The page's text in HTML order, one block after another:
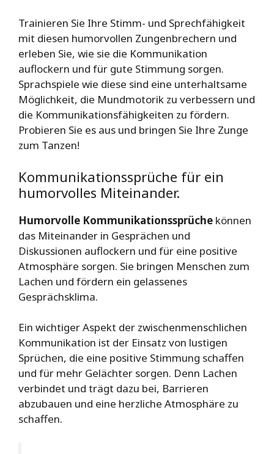
Trainieren Sie Ihre Stimm- und Sprechfähigkeit
mit diesen humorvollen Zungenbrechern und
erleben Sie, wie sie die Kommunikation
auflockern und für gute Stimmung sorgen.
Sprachspiele wie diese sind eine unterhaltsame
Möglichkeit, die Mundmotorik zu verbessern und
die Kommunikationsfähigkeiten zu fördern.
Probieren Sie es aus und bringen Sie Ihre Zunge
zum Tanzen!
Kommunikationssprüche für ein
humorvolles Miteinander.
Humorvolle Kommunikationssprüche können
das Miteinander in Gesprächen und
Diskussionen auflockern und für eine positive
Atmosphäre sorgen. Sie bringen Menschen zum
Lachen und fördern ein gelassenes
Gesprächsklima.
Ein wichtiger Aspekt der zwischenmenschlichen
Kommunikation ist der Einsatz von lustigen
Sprüchen, die eine positive Stimmung schaffen
und für mehr Gelächter sorgen. Denn Lachen
verbindet und trägt dazu bei, Barrieren
abzubauen und eine herzliche Atmosphäre zu
schaffen.